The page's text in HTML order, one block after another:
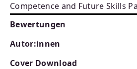
Competence and Future Skills
Bewertungen
Autor:innen
Cover Download